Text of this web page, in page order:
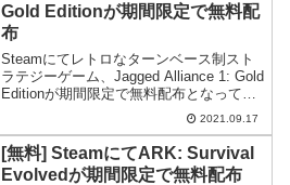
Gold Editionが期間限定で無料配
布
Steamにてレトロなターンベース制スト
ラテジーゲーム、Jagged Alliance 1: Gold
Editionが期間限定で無料配布となってい
2021.09.17
[無料] SteamにてARK: Survival
Evolvedが期間限定で無料配布